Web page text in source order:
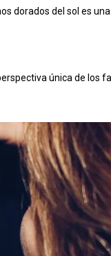
dorados del sol es
única de los